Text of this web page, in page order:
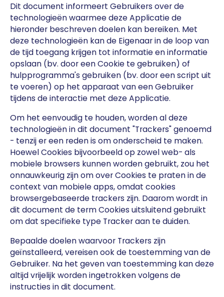
Dit document informeert Gebruikers over de
technologieën waarmee deze Applicatie de
hieronder beschreven doelen kan bereiken. Met
deze technologieën kan de Eigenaar in de loop van
de tijd toegang krijgen tot informatie en informatie
opslaan (bv. door een Cookie te gebruiken) of
hulpprogramma's gebruiken (bv. door een script uit
te voeren) op het apparaat van een Gebruiker
tijdens de interactie met deze Applicatie.
Om het eenvoudig te houden, worden al deze
technologieën in dit document "Trackers" genoemd
- tenzij er een reden is om onderscheid te maken.
Hoewel Cookies bijvoorbeeld op zowel web- als
mobiele browsers kunnen worden gebruikt, zou het
onnauwkeurig zijn om over Cookies te praten in de
context van mobiele apps, omdat cookies
browsergebaseerde trackers zijn. Daarom wordt in
dit document de term Cookies uitsluitend gebruikt
om dat specifieke type Tracker aan te duiden.
Bepaalde doelen waarvoor Trackers zijn
geïnstalleerd, vereisen ook de toestemming van de
Gebruiker. Na het geven van toestemming kan deze
altijd vrijelijk worden ingetrokken volgens de
instructies in dit document.